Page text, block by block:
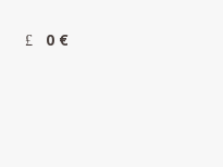
0 €